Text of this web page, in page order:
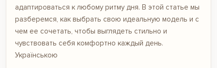
адаптироваться к любому ритму дня. В этой статье мы
разберемся, как выбрать свою идеальную модель и с
чем ее сочетать, чтобы выглядеть стильно и
чувствовать себя комфортно каждый день.
Українською